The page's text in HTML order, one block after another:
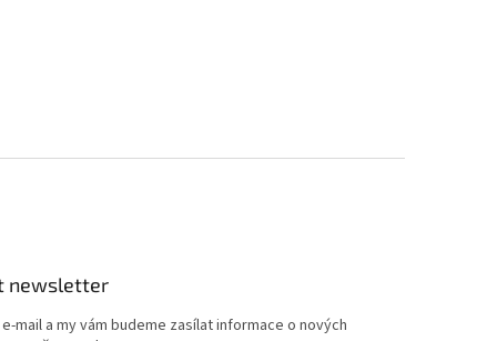
newsletter
mail a my vám budeme zasílat informace o nových